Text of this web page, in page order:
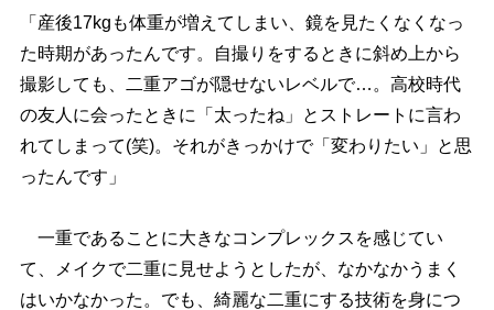
「産後17kgも体重が増えてしまい、鏡を見たくなくなっ
た時期があったんです。自撮りをするときに斜め上から
撮影しても、二重アゴが隠せないレベルで…。高校時代
の友人に会ったときに「太ったね」とストレートに言わ
れてしまって(笑)。それがきっかけで「変わりたい」と思
ったんです」
一重であることに大きなコンプレックスを感じてい
て、メイクで二重に見せようとしたが、なかなかうまく
はいかなかった。でも、綺麗な二重にする技術を身につ